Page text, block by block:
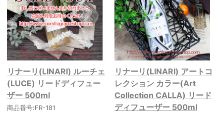
リナーリ(LINARI) ルーチェ
(LUCE) リードディフュー
ザー 500ml
商品番号:FR-181
リナーリ(LINARI) アートコ
レクション カラー(Art
Collection CALLA) リード
ディフューザー 500ml